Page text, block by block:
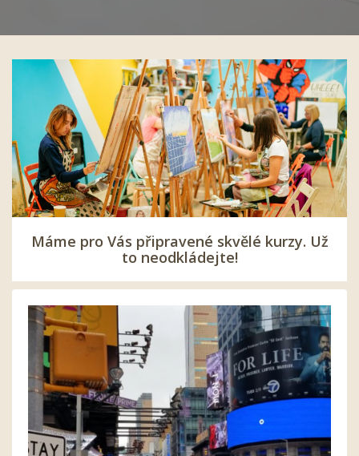
Máme pro Vás připravené skvělé kurzy. Už
to neodkládejte!